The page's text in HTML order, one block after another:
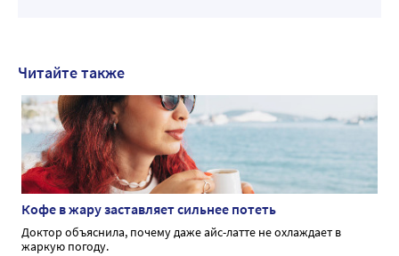
Читайте также
Кофе в жару заставляет сильнее потеть
Доктор объяснила, почему даже айс-латте не охлаждает в
жаркую погоду.